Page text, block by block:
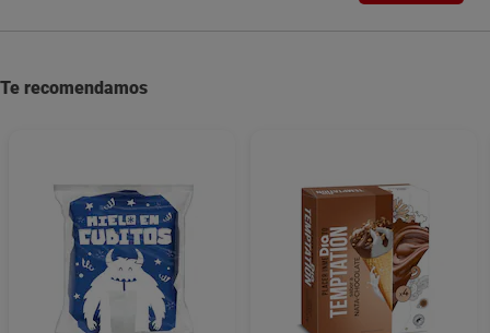
Te recomendamos